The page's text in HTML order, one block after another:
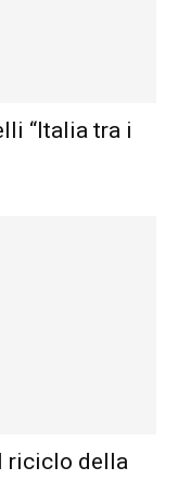
“Italia tra i
riciclo della